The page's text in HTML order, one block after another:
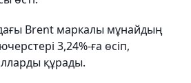
Brent маркалы мұнайдың
3,24%-ға өсіп,
құрады.